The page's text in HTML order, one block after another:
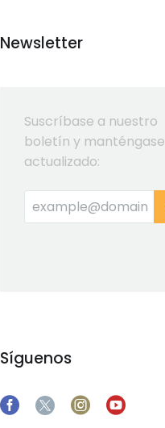
Newsletter
Suscríbase a nuestro
boletín y manténgase
actualizado:
Síguenos